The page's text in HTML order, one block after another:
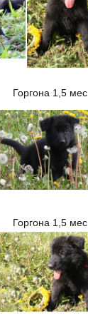
Горгона 1,5 мес
Горгона 1,5 мес